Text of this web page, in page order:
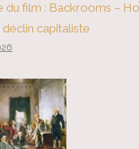
du film : Backrooms –
déclin capitaliste